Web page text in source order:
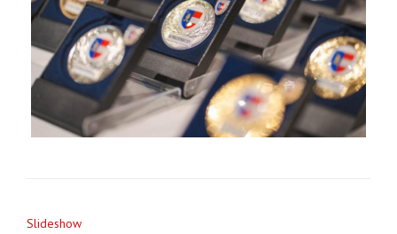
Slideshow